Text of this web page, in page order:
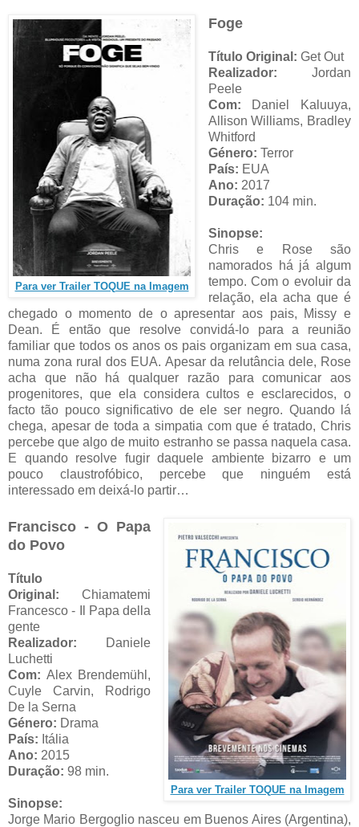
Para ver Trailer TOQUE na Imagem
Foge
Título Original: Get Out
Realizador: Jordan
Peele
Com: Daniel Kaluuya,
Allison Williams, Bradley
Whitford
Género: Terror
País: EUA
Ano: 2017
Duração: 104 min.
Sinopse:
Chris e Rose são
namorados há já algum
tempo. Com o evoluir da
relação, ela acha que é
chegado o momento de o apresentar aos pais, Missy e
Dean. É então que resolve convidá-lo para a reunião
familiar que todos os anos os pais organizam em sua casa,
numa zona rural dos EUA. Apesar da relutância dele, Rose
acha que não há qualquer razão para comunicar aos
progenitores, que ela considera cultos e esclarecidos, o
facto tão pouco significativo de ele ser negro. Quando lá
chega, apesar de toda a simpatia com que é tratado, Chris
percebe que algo de muito estranho se passa naquela casa.
E quando resolve fugir daquele ambiente bizarro e um
pouco claustrofóbico, percebe que ninguém está
interessado em deixá-lo partir…
Para ver Trailer TOQUE na Imagem
Francisco - O Papa
do Povo
Título
Original: Chiamatemi
Francesco - Il Papa della
gente
Realizador:
Daniele
Luchetti
Com:Alex Brendemühl,
Cuyle Carvin, Rodrigo
De la Serna
Género: Drama
País: Itália
Ano: 2015
Duração: 98 min.
Sinopse:
Jorge Mario Bergoglio nasceu em Buenos Aires (Argentina),